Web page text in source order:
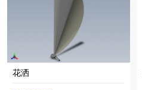
花洒